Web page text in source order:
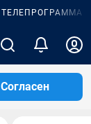
ТЕЛЕПРОГРАММА
Согласен